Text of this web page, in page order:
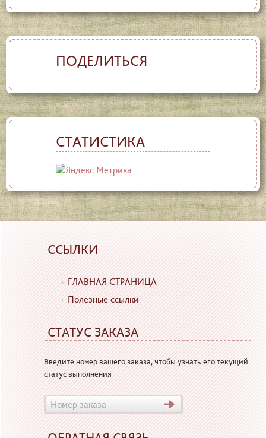
ПОДЕЛИТЬСЯ
СТАТИСТИКА
ССЫЛКИ
ГЛАВНАЯ СТРАНИЦА
Полезные ссылки
СТАТУС ЗАКАЗА
Введите номер вашего заказа, чтобы узнать его текущий
статус выполнения